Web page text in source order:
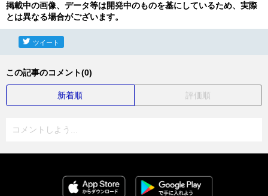
掲載中の画像、データ等は開発中のものを基にしているため、実際
とは異なる場合がございます。
ツイート
この記事のコメント(0)
新着順 評価順
コメントしよう...